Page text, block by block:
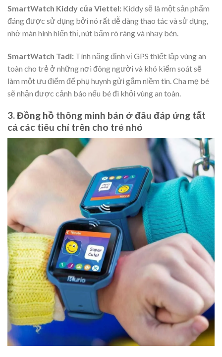
SmartWatch Kiddy của Viettel: Kiddy sẽ là một sản phẩm
đáng được sử dụng bởi nó rất dễ dàng thao tác và sử dụng,
nhờ màn hình hiển thị, nút bấm rõ ràng và nhạy bén.
SmartWatch Tadi: Tính năng định vị GPS thiết lập vùng an
toàn cho trẻ ở những nơi đông người và khó kiểm soát sẽ
làm một ưu điểm để phụ huynh gửi gắm niềm tin. Cha mẹ bé
sẽ nhận được cảnh báo nếu bé đi khỏi vùng an toàn.
3. Đồng hồ thông minh bán ở đâu đáp ứng tất
cả các tiêu chí trên cho trẻ nhỏ